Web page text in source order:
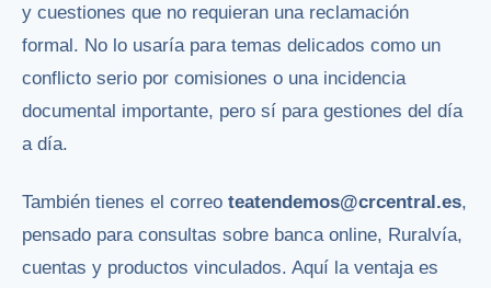
y cuestiones que no requieran una reclamación
formal. No lo usaría para temas delicados como un
conflicto serio por comisiones o una incidencia
documental importante, pero sí para gestiones del día
a día.
También tienes el correo teatendemos@crcentral.es,
pensado para consultas sobre banca online, Ruralvía,
cuentas y productos vinculados. Aquí la ventaja es